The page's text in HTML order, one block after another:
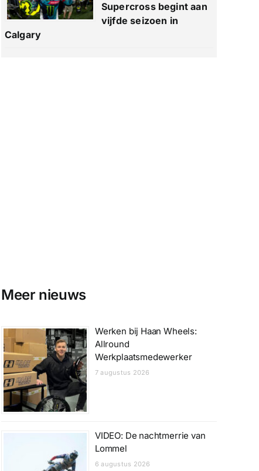
Supercross begint aan
vijfde seizoen in
Calgary
Meer nieuws
Werken bij Haan Wheels:
Allround
Werkplaatsmedewerker
7 augustus 2026
VIDEO: De nachtmerrie van
Lommel
6 augustus 2026